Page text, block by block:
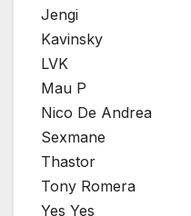
Jengi
Kavinsky
LVK
Mau P
Nico De Andrea
Sexmane
Thastor
Tony Romera
Yes Yes